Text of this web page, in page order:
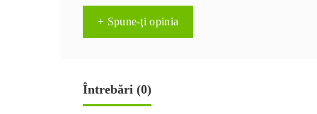
+ Spune-ţi opinia
Întrebări (0)